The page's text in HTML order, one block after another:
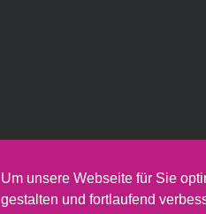
Um unsere Webseite für Sie
gestalten und fortlaufend